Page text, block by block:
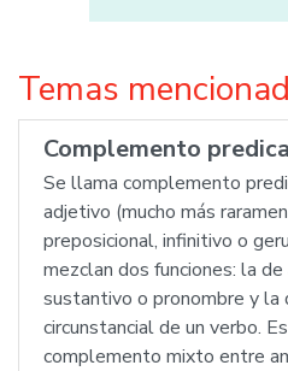
Temas
Complemento
Se llama complemento
adjetivo (mucho más
preposicional, infinitivo o
mezclan dos funciones: la
sustantivo o pronombre y la
circunstancial de un verbo.
complemento mixto entre